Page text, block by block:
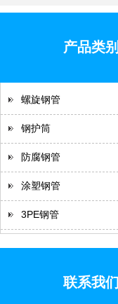
产品类别
螺旋钢管
钢护筒
防腐钢管
涂塑钢管
3PE钢管
联系我们